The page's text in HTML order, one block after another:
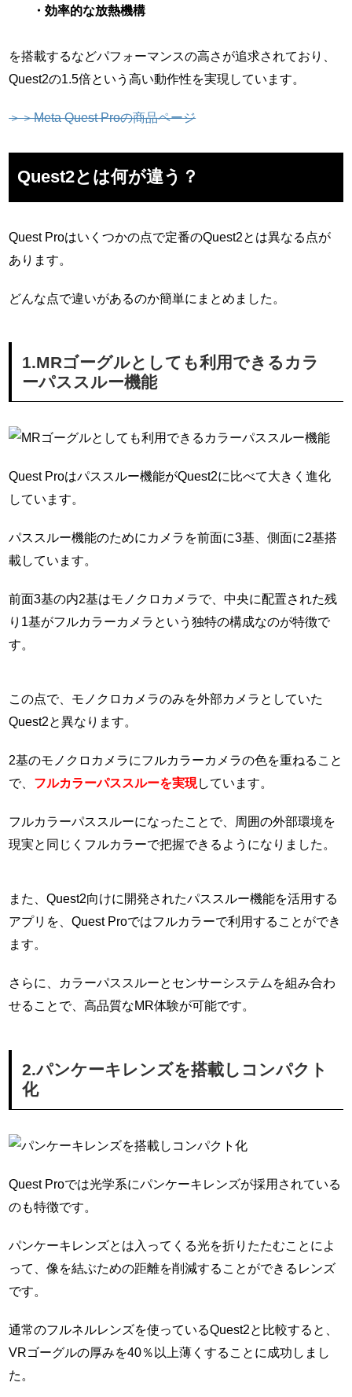
・効率的な放熱機構
を搭載するなどパフォーマンスの高さが追求されており、
Quest2の1.5倍という高い動作性を実現しています。
＞＞Meta Quest Proの商品ページ
Quest2とは何が違う？
Quest Proはいくつかの点で定番のQuest2とは異なる点が
あります。
どんな点で違いがあるのか簡単にまとめました。
1.MRゴーグルとしても利用できるカラ
ーパススルー機能
Quest Proはパススルー機能がQuest2に比べて大きく進化
しています。
パススルー機能のためにカメラを前面に3基、側面に2基搭
載しています。
前面3基の内2基はモノクロカメラで、中央に配置された残
り1基がフルカラーカメラという独特の構成なのが特徴で
す。
この点で、モノクロカメラのみを外部カメラとしていた
Quest2と異なります。
2基のモノクロカメラにフルカラーカメラの色を重ねること
で、 フルカラーパススルーを実現しています。
フルカラーパススルーになったことで、周囲の外部環境を
現実と同じくフルカラーで把握できるようになりました。
また、Quest2向けに開発されたパススルー機能を活用する
アプリを、Quest Proではフルカラーで利用することができ
ます。
さらに、カラーパススルーとセンサーシステムを組み合わ
せることで、高品質なMR体験が可能です。
2.パンケーキレンズを搭載しコンパクト
化
Quest Proでは光学系にパンケーキレンズが採用されている
のも特徴です。
パンケーキレンズとは入ってくる光を折りたたむことによ
って、像を結ぶための距離を削減することができるレンズ
です。
通常のフルネルレンズを使っているQuest2と比較すると、
VRゴーグルの厚みを40％以上薄くすることに成功しまし
た。